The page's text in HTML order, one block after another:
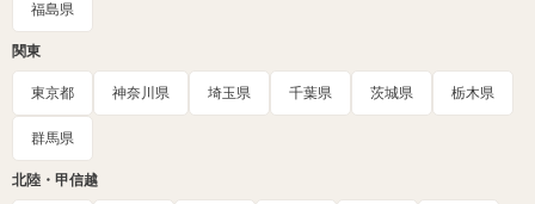
福島県
関東
東京都 神奈川県 埼玉県 千葉県 茨城県 栃木県
群馬県
北陸・甲信越